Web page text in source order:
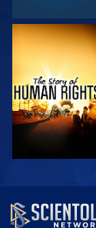
GUARDA
GUARDA